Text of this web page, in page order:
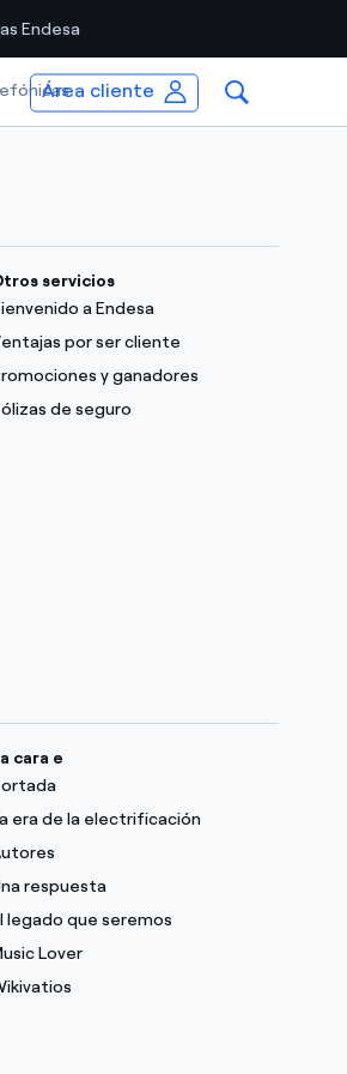
Endesa
Área cliente
servicios
a Endesa
por ser cliente
y ganadores
de seguro
cara e
era de la electrificación
respuesta
legado que seremos
Lover